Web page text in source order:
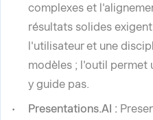
complexes et
résultats solides
l'utilisateur et une
modèles ; l'outil permet
y guide pas.
Presentations.AI :